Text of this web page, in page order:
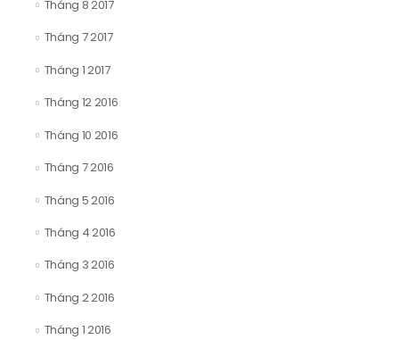
Tháng 8 2017
Tháng 7 2017
Tháng 1 2017
Tháng 12 2016
Tháng 10 2016
Tháng 7 2016
Tháng 5 2016
Tháng 4 2016
Tháng 3 2016
Tháng 2 2016
Tháng 1 2016